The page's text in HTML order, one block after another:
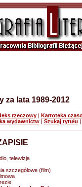
za lata 1989-2012
rzeczowy | Kartoteka
wydawnictw| Szukaj tytułu |
telewizja
szczegółowe (film)